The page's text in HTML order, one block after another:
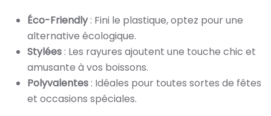
Éco-Friendly: Fini le plastique, optez pour une
alternative écologique.
Stylées: Les rayures ajoutent une touche chic et
amusante à vos boissons.
Polyvalentes: Idéales pour toutes sortes de fêtes
et occasions spéciales.